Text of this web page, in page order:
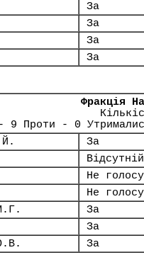
За
За
За
За
Фракція
9 Проти - 0
За
Відсутній
Не
Не
За
За
За